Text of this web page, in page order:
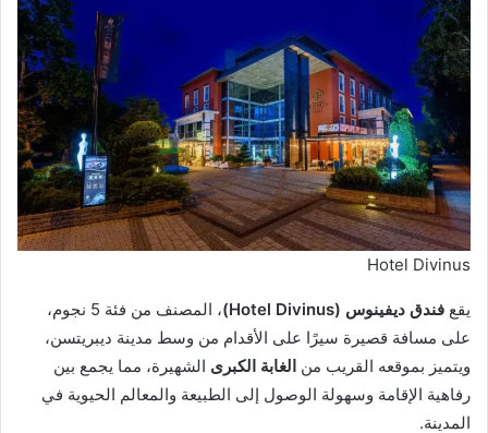
Hotel Divinus
يقع فندق ديفينوس (Hotel Divinus)
، المصنف من فئة 5 نجوم،
على مسافة قصيرة سيرًا على الأقدام من وسط مدينة ديبريتسن،
ويتميز بموقعه القريب من الغابة الكبرى الشهيرة، مما يجمع بين
رفاهية الإقامة وسهولة الوصول إلى الطبيعة والمعالم الحيوية في
المدينة.